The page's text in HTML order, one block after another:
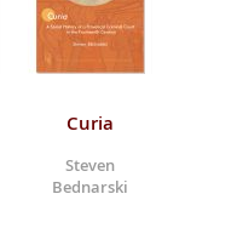
Curia
Steven
Bednarski